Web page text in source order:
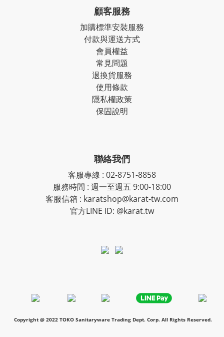
顧客服務
加購標準安裝服務
付款與運送方式
會員權益
常見問題
退換貨服務
使用條款
隱私權政策
保固說明
聯絡我們
客服專線 : 02-8751-8858
服務時間 : 週一至週五 9:00-18:00
客服信箱 : karatshop@karat-tw.com
官方LINE ID: @karat.tw
Copyright @ 2022 TOKO Sanitaryware Trading Dept. Corp. All Rights Reserved.